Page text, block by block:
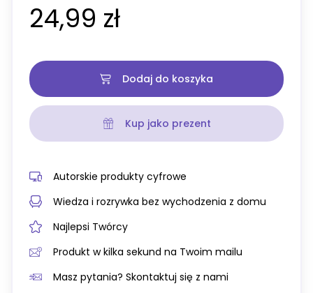
24,99 zł
Dodaj do koszyka
Kup jako prezent
Autorskie produkty cyfrowe
Wiedza i rozrywka bez wychodzenia z domu
Najlepsi Twórcy
Produkt w kilka sekund na Twoim mailu
Masz pytania? Skontaktuj się z nami